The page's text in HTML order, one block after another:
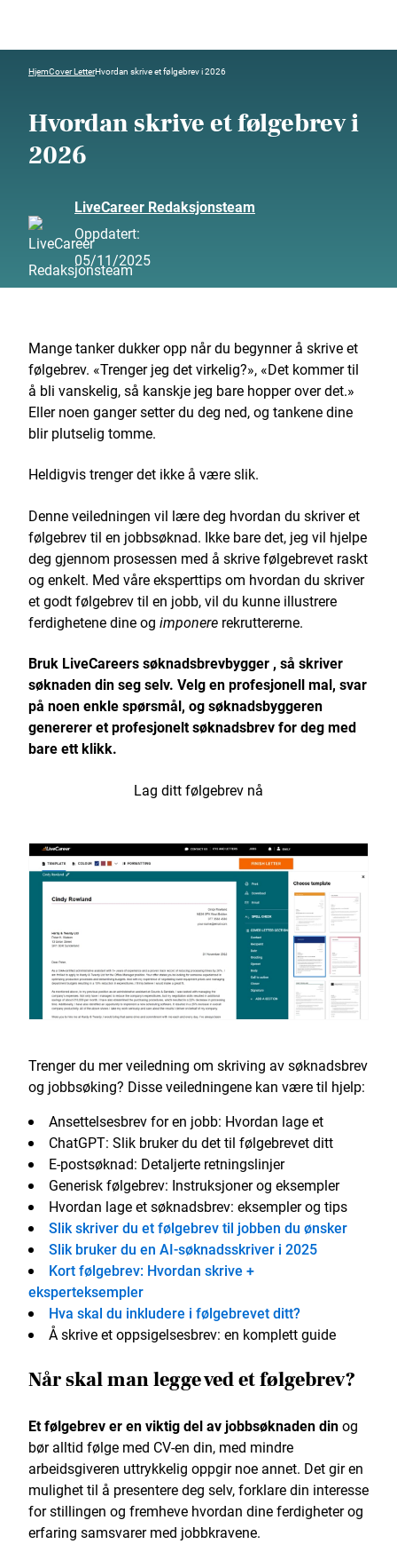
HjemCover LetterHvordan skrive et følgebrev i 2026
Hvordan skrive et følgebrev i
2026
LiveCareer Redaksjonsteam
Oppdatert:
05/11/2025
Mange tanker dukker opp når du begynner å skrive et
følgebrev. «Trenger jeg det virkelig?», «Det kommer til
å bli vanskelig, så kanskje jeg bare hopper over det.»
Eller noen ganger setter du deg ned, og tankene dine
blir plutselig tomme.
Heldigvis trenger det ikke å være slik.
Denne veiledningen vil lære deg hvordan du skriver et
følgebrev til en jobbsøknad. Ikke bare det, jeg vil hjelpe
deg gjennom prosessen med å skrive følgebrevet raskt
og enkelt. Med våre eksperttips om hvordan du skriver
et godt følgebrev til en jobb, vil du kunne illustrere
ferdighetene dine og imponere rekruttererne.
Bruk LiveCareers søknadsbrevbygger , så skriver
søknaden din seg selv. Velg en profesjonell mal, svar
på noen enkle spørsmål, og søknadsbyggeren
genererer et profesjonelt søknadsbrev for deg med
bare ett klikk.
Lag ditt følgebrev nå
Trenger du mer veiledning om skriving av søknadsbrev
og jobbsøking? Disse veiledningene kan være til hjelp:
Ansettelsesbrev for en jobb: Hvordan lage et
ChatGPT: Slik bruker du det til følgebrevet ditt
E-postsøknad: Detaljerte retningslinjer
Generisk følgebrev: Instruksjoner og eksempler
Hvordan lage et søknadsbrev: eksempler og tips
Slik skriver du et følgebrev til jobben du ønsker
Slik bruker du en AI-søknadsskriver i 2025
Kort følgebrev: Hvordan skrive +
eksperteksempler
Hva skal du inkludere i følgebrevet ditt?
Å skrive et oppsigelsesbrev: en komplett guide
Når skal man legge ved et følgebrev?
Et følgebrev er en viktig del av jobbsøknaden dinog
bør alltid følge med CV-en din, med mindre
arbeidsgiveren uttrykkelig oppgir noe annet. Det gir en
mulighet til å presentere deg selv, forklare din interesse
for stillingen og fremheve hvordan dine ferdigheter og
erfaring samsvarer med jobbkravene.